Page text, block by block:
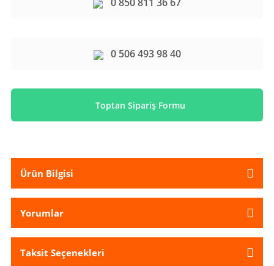
0 506 493 98 40
Toptan Sipariş Formu
Ürün Bilgisi
Yorumlar
Taksit Seçenekleri